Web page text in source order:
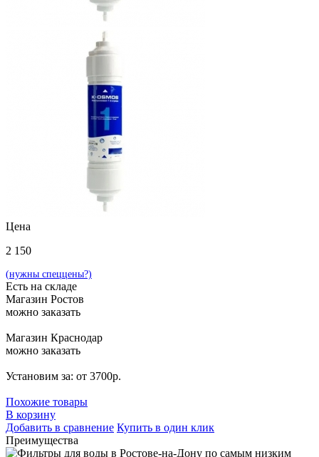
Цена
2 150
(нужны спеццены?)
Есть на складе
Магазин Ростов
можно заказать
Магазин Краснодар
можно заказать
Установим за: от 3700р.
Похожие товары
В корзину
Добавить в сравнение Купить в один клик
Преимущества